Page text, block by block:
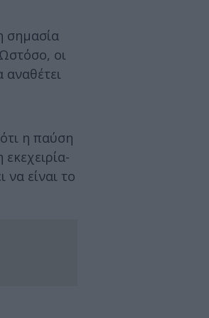
σημασία
οι
η παύση
να είναι το